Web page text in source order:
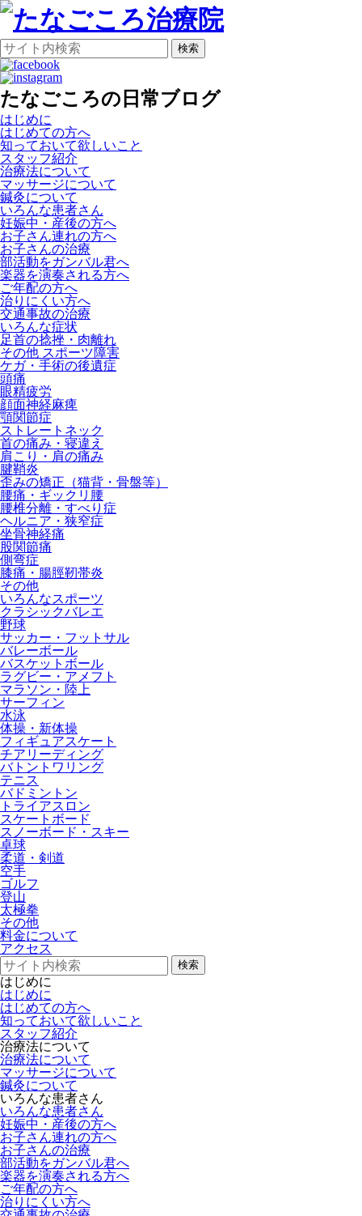
検索
たなごころの日常ブログ
はじめに
はじめての方へ
知っておいて欲しいこと
スタッフ紹介
治療法について
マッサージについて
鍼灸について
いろんな患者さん
妊娠中・産後の方へ
お子さん連れの方へ
お子さんの治療
部活動をガンバル君へ
楽器を演奏される方へ
ご年配の方へ
治りにくい方へ
交通事故の治療
いろんな症状
足首の捻挫・肉離れ
その他 スポーツ障害
ケガ・手術の後遺症
頭痛
眼精疲労
顔面神経麻痺
顎関節症
ストレートネック
首の痛み・寝違え
肩こり・肩の痛み
腱鞘炎
歪みの矯正（猫背・骨盤等）
腰痛・ギックリ腰
腰椎分離・すべり症
ヘルニア・狭窄症
坐骨神経痛
股関節痛
側弯症
膝痛・腸脛靭帯炎
その他
いろんなスポーツ
クラシックバレエ
野球
サッカー・フットサル
バレーボール
バスケットボール
ラグビー・アメフト
マラソン・陸上
サーフィン
水泳
体操・新体操
フィギュアスケート
チアリーディング
バトントワリング
テニス
バドミントン
トライアスロン
スケートボード
スノーボード・スキー
卓球
柔道・剣道
空手
ゴルフ
登山
太極拳
その他
料金について
アクセス
検索
はじめに
はじめに
はじめての方へ
知っておいて欲しいこと
スタッフ紹介
治療法について
治療法について
マッサージについて
鍼灸について
いろんな患者さん
いろんな患者さん
妊娠中・産後の方へ
お子さん連れの方へ
お子さんの治療
部活動をガンバル君へ
楽器を演奏される方へ
ご年配の方へ
治りにくい方へ